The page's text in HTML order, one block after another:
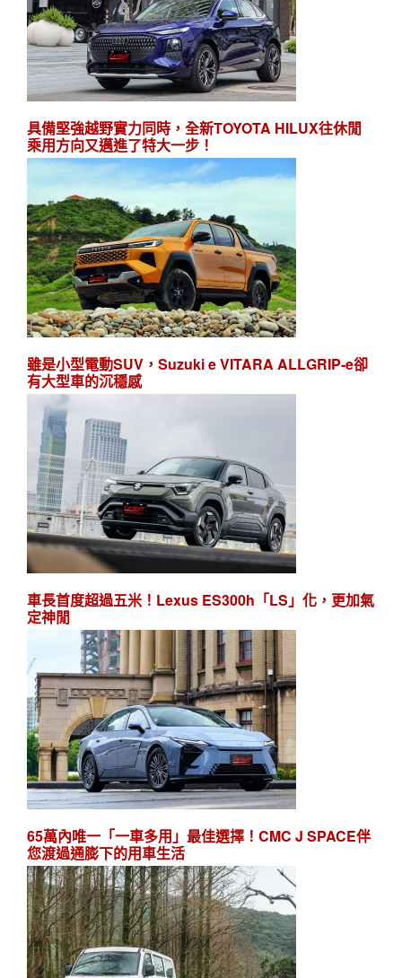
具備堅強越野實力同時，全新TOYOTA HILUX往休閒
乘用方向又邁進了特大一步！
雖是小型電動SUV，Suzuki e VITARA ALLGRIP-e卻
有大型車的沉穩感
車長首度超過五米！Lexus ES300h「LS」化，更加氣
定神閒
65萬內唯一「一車多用」最佳選擇！CMC J SPACE伴
您渡過通膨下的用車生活